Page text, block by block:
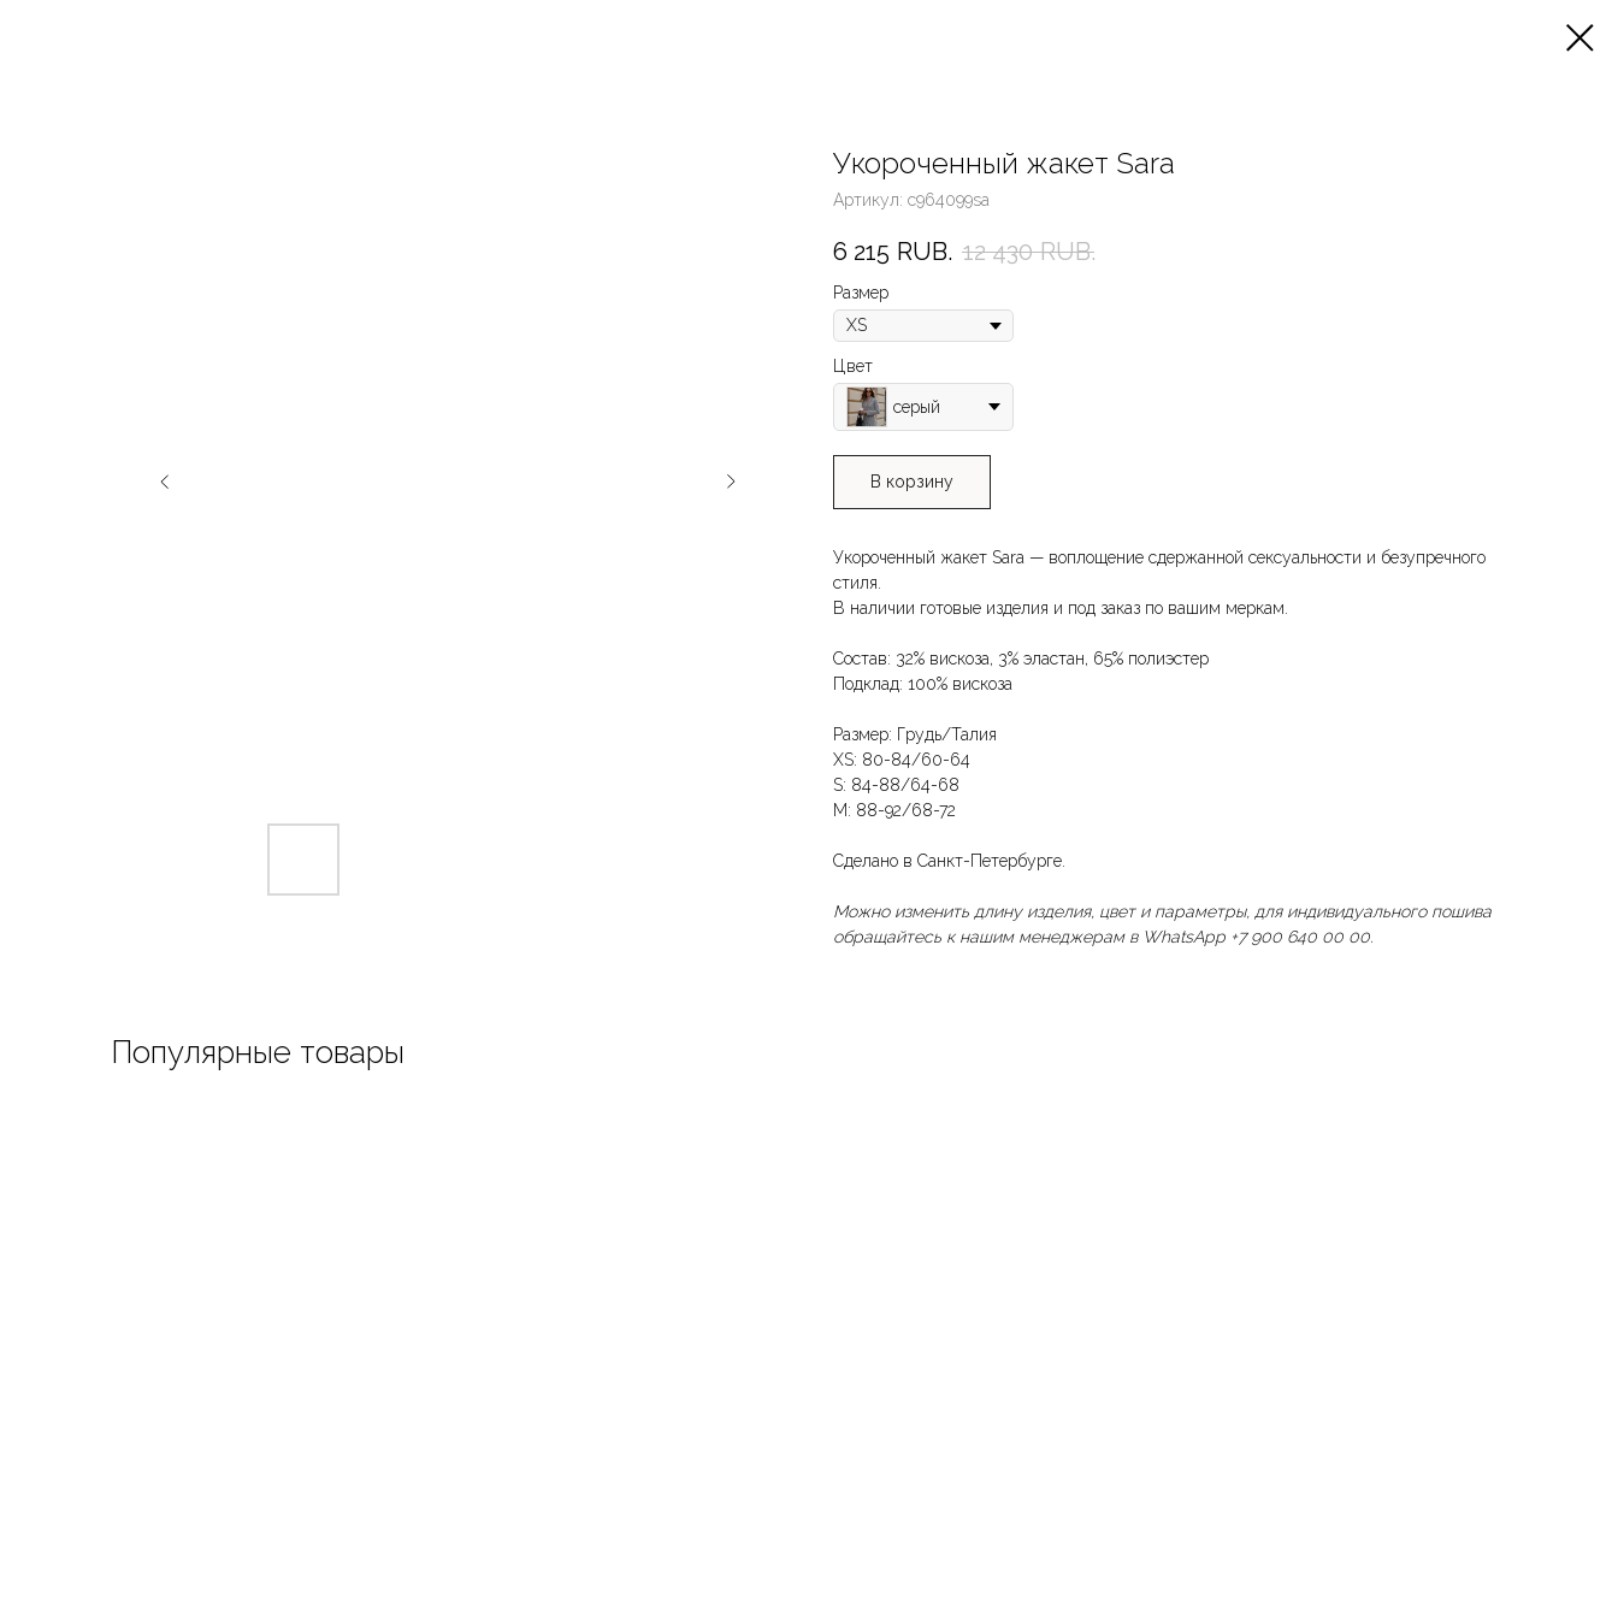
Укороченный жакет Sara
Артикул: c964099sa
6 215 RUB. 12 430 RUB.
Размер
Цвет
серый
В корзину
Укороченный жакет Sara — воплощение сдержанной сексуальности и безупречного
стиля.
В наличии готовые изделия и под заказ по вашим меркам.
Состав: 32% вискоза, 3% эластан, 65% полиэстер
Подклад: 100% вискоза
Размер: Грудь/Талия
XS: 80-84/60-64
S: 84-88/64-68
M: 88-92/68-72
Сделано в Санкт-Петербурге.
Можно изменить длину изделия, цвет и параметры, для индивидуального пошива
обращайтесь к нашим менеджерам в WhatsApp +7 900 640 00 00.
Популярные товары